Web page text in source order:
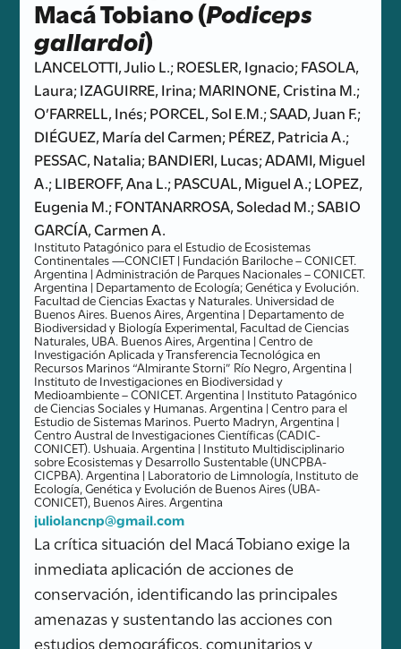
Macá Tobiano (Podiceps
gallardoi)
LANCELOTTI, Julio L.; ROESLER, Ignacio; FASOLA,
Laura; IZAGUIRRE, Irina; MARINONE, Cristina M.;
O’FARRELL, Inés; PORCEL, Sol E.M.; SAAD, Juan F.;
DIÉGUEZ, María del Carmen; PÉREZ, Patricia A.;
PESSAC, Natalia; BANDIERI, Lucas; ADAMI, Miguel
A.; LIBEROFF, Ana L.; PASCUAL, Miguel A.; LOPEZ,
Eugenia M.; FONTANARROSA, Soledad M.; SABIO
GARCÍA, Carmen A.
Instituto Patagónico para el Estudio de Ecosistemas
Continentales —CONCIET | Fundación Bariloche – CONICET.
Argentina | Administración de Parques Nacionales – CONICET.
Argentina | Departamento de Ecología; Genética y Evolución.
Facultad de Ciencias Exactas y Naturales. Universidad de
Buenos Aires. Buenos Aires, Argentina | Departamento de
Biodiversidad y Biología Experimental, Facultad de Ciencias
Naturales, UBA. Buenos Aires, Argentina | Centro de
Investigación Aplicada y Transferencia Tecnológica en
Recursos Marinos “Almirante Storni” Río Negro, Argentina |
Instituto de Investigaciones en Biodiversidad y
Medioambiente – CONICET. Argentina | Instituto Patagónico
de Ciencias Sociales y Humanas. Argentina | Centro para el
Estudio de Sistemas Marinos. Puerto Madryn, Argentina |
Centro Austral de Investigaciones Científicas (CADIC-
CONICET). Ushuaia. Argentina | Instituto Multidisciplinario
sobre Ecosistemas y Desarrollo Sustentable (UNCPBA-
CICPBA). Argentina | Laboratorio de Limnología, Instituto de
Ecología, Genética y Evolución de Buenos Aires (UBA-
CONICET), Buenos Aires. Argentina
juliolancnp@gmail.com
La crítica situación del Macá Tobiano exige la
inmediata aplicación de acciones de
conservación, identificando las principales
amenazas y sustentando las acciones con
estudios demográficos, comunitarios y